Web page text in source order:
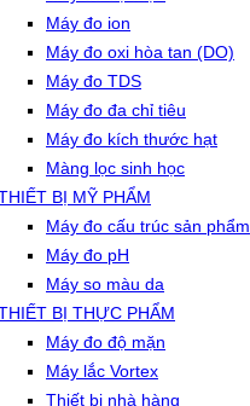
Máy đo ion
Máy đo oxi hòa tan (DO)
Máy đo TDS
Máy đo đa chỉ tiêu
Máy đo kích thước hạt
Màng lọc sinh học
BỊ MỸ PHẨM
Máy đo cấu trúc sản phẩm
Máy đo pH
Máy so màu da
BỊ THỰC PHẨM
Máy đo độ mặn
Máy lắc Vortex
Thiết bị nhà hàng